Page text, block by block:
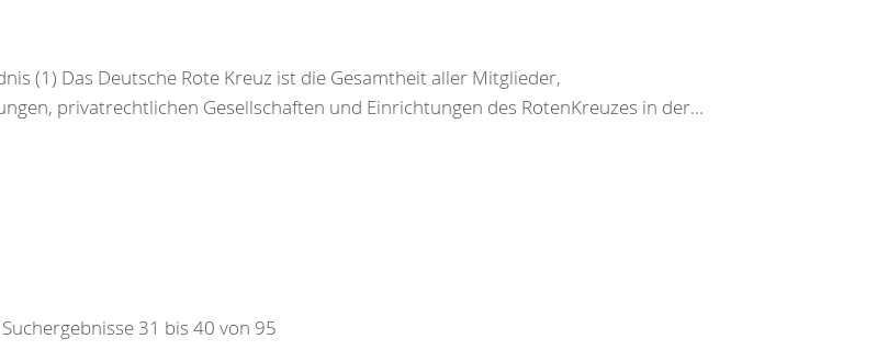
(1) Das Deutsche Rote Kreuz ist die Gesamtheit aller Mitglieder,
privatrechtlichen Gesellschaften und Einrichtungen des RotenKreuzes in der...
Suchergebnisse 31 bis 40 von 95